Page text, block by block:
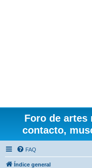
Foro de artes
contacto,
FAQ
Índice general